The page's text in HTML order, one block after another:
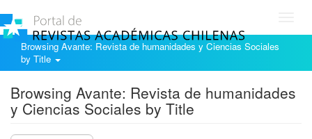
Browsing Avante: Revista de humanidades y Ciencias Sociales
by Title
Browsing Avante: Revista de humanidades
y Ciencias Sociales by Title